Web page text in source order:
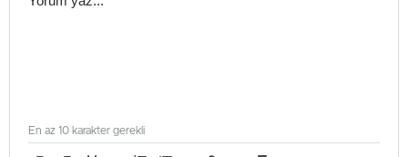
En az 10 karakter gerekli